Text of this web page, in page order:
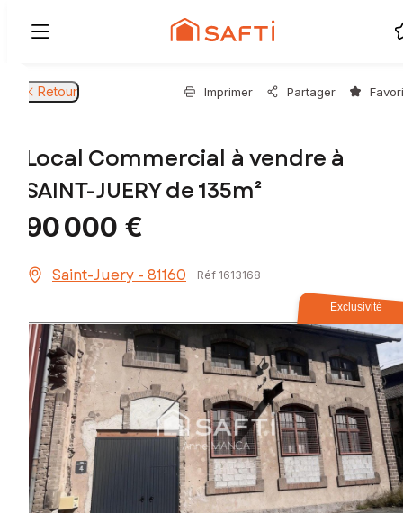
Retour Imprimer Partager
Local Commercial à vendre à
SAINT-JUERY de 135m²
90 000 €
Saint-Juery - 81160 Réf 1613168
Exclusivité